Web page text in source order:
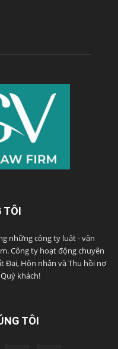
TÔI
những công ty luật - văn
Công ty hoạt động chuyên
Đai, Hôn nhân và Thu hồi nợ
khách!
TÔI